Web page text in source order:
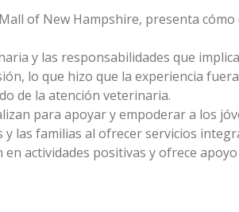
of New Hampshire, presenta cómo
y las responsabilidades que
lo que hizo que la experiencia
de la atención veterinaria.
para apoyar y empoderar a los
las familias al ofrecer servicios
actividades positivas y ofrece